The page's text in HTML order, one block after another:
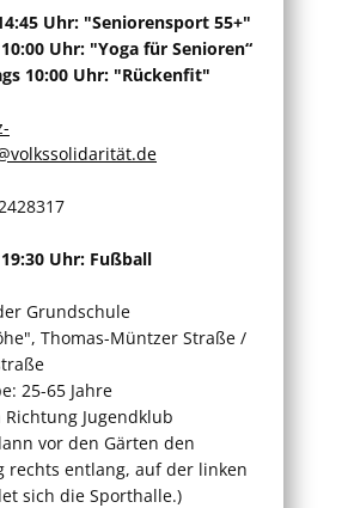
Uhr: "Seniorensport 55+"
Uhr: "Yoga für Senioren“
10:00 Uhr: "Rückenfit"
Uhr: Fußball
Grundschule
Thomas-Müntzer Straße /
25-65 Jahre
Richtung Jugendklub
vor den Gärten den
rechts entlang, auf der linken
sich die Sporthalle.)